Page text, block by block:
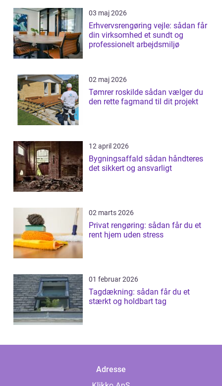
03 maj 2026
Erhvervsrengøring vejle: sådan får
din virksomhed et sundt og
professionelt arbejdsmiljø
02 maj 2026
Tømrer roskilde sådan vælger du
den rette fagmand til dit projekt
12 april 2026
Bygningsaffald sådan håndteres
det sikkert og ansvarligt
02 marts 2026
Privat rengøring: sådan får du et
rent hjem uden stress
01 februar 2026
Tagdækning: sådan får du et
stærkt og holdbart tag
Adresse